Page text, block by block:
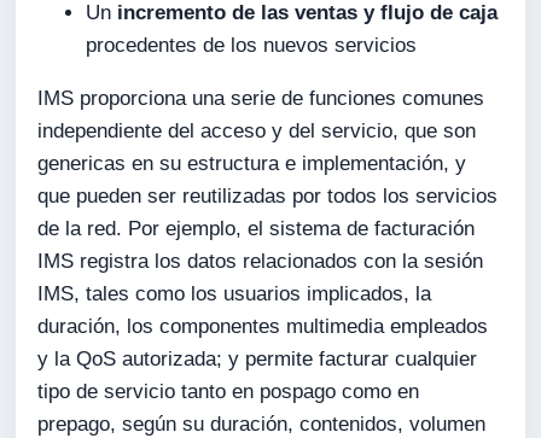
Un incremento de las ventas y flujo de caja
procedentes de los nuevos servicios
IMS proporciona una serie de funciones comunes
independiente del acceso y del servicio, que son
genericas en su estructura e implementación, y
que pueden ser reutilizadas por todos los servicios
de la red. Por ejemplo, el sistema de facturación
IMS registra los datos relacionados con la sesión
IMS, tales como los usuarios implicados, la
duración, los componentes multimedia empleados
y la QoS autorizada; y permite facturar cualquier
tipo de servicio tanto en pospago como en
prepago, según su duración, contenidos, volumen